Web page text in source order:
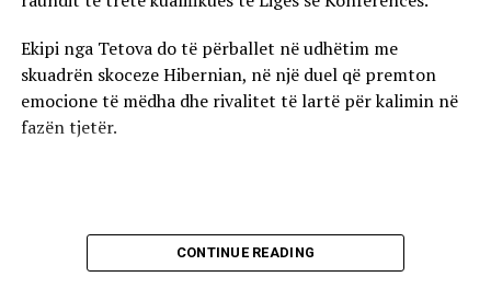
Ekipi nga Tetova do të përballet në udhëtim me
skuadrën skoceze Hibernian, në një duel që premton
emocione të mëdha dhe rivalitet të lartë për kalimin në
fazën tjetër.
CONTINUE READING